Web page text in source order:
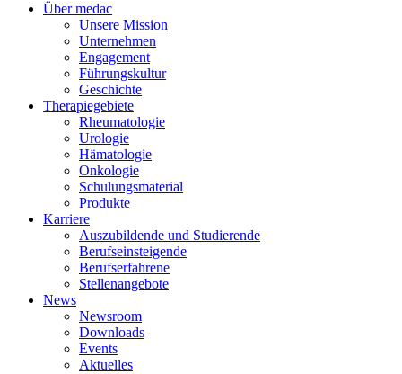
Über medac
Unsere Mission
Unternehmen
Engagement
Führungskultur
Geschichte
Therapiegebiete
Rheumatologie
Urologie
Hämatologie
Onkologie
Schulungsmaterial
Produkte
Karriere
Auszubildende und Studierende
Berufseinsteigende
Berufserfahrene
Stellenangebote
News
Newsroom
Downloads
Events
Aktuelles